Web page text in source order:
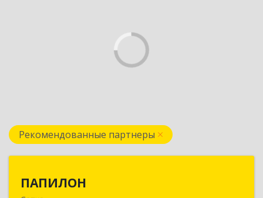
Рекомендованные партнеры
ПАПИЛОН